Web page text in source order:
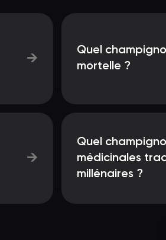
→
Quel
mortelle ?
→
Quel
médicinales
millénaires ?